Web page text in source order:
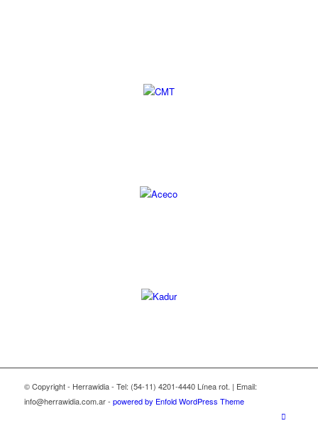
© Copyright - Herrawidia - Tel: (54-11) 4201-4440 Línea rot. | Email:
info@herrawidia.com.ar - powered by Enfold WordPress Theme